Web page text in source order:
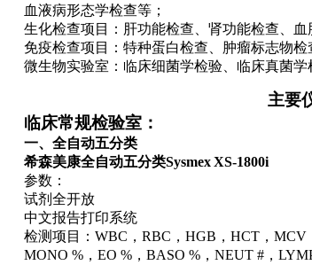
血液病形态学检查等；
生化检查项目：肝功能检查、肾功能检查、血
免疫检查项目：特种蛋白检查、肿瘤标志物
微生物实验室：临床细菌学检验、临床真菌
主要
临床常规检验室：
一、全自动五分类
希森美康全自动五分类Sysmex XS-1800i
参数：
试剂全开放
中文报告打印系统
检测项目
： WBC，RBC，HGB，HCT，MCV
MONO %，EO %，BASO %，NEUT #，